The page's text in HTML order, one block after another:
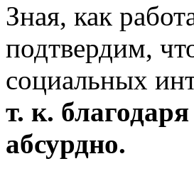
Зная, как
подтвердим,
социальных
т. к.
абсурдно.